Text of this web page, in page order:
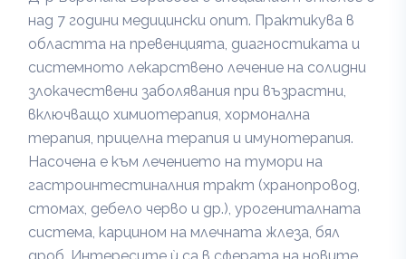
над 7 години медицински опит. Практикува в
областта на превенцията, диагностиката и
системното лекарствено лечение на солидни
злокачествени заболявания при възрастни,
включващо химиотерапия, хормонална
терапия, прицелна терапия и имунотерапия.
Насочена е към лечението на тумори на
гастроинтестиналния тракт (хранопровод,
стомах, дебело черво и др.), урогениталната
система, карцином на млечната жлеза, бял